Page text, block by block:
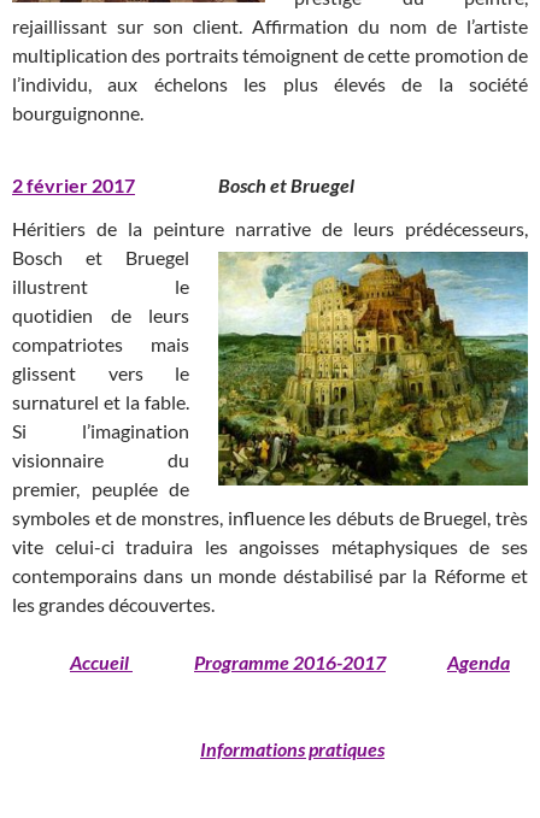
rejaillissant sur son client. Affirmation du nom de l’artiste
multiplication des portraits témoignent de cette promotion de
l’individu, aux échelons les plus élevés de la société
bourguignonne.
2 février 2017
Bosch et Bruegel
Héritiers de la peinture narrative de leurs prédécesseurs,
Bosch et Bruegel
illustrent le
quotidien de leurs
compatriotes mais
glissent vers le
surnaturel et la fable.
Si l’imagination
visionnaire du
premier, peuplée de
symboles et de monstres, influence les débuts de Bruegel, très
vite celui-ci traduira les angoisses métaphysiques de ses
contemporains dans un monde déstabilisé par la Réforme et
les grandes découvertes.
Accueil Programme 2016-2017 Agenda
Informations pratiques